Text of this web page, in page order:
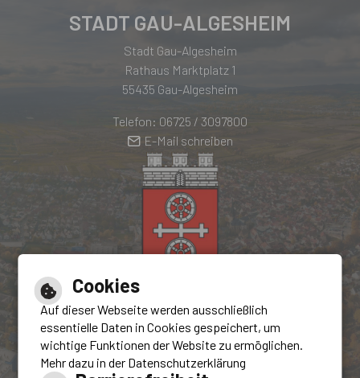
STADT GAU-ALGESHEIM
Stadt Gau-Algesheim
Rathaus Marktplatz 1
55435 Gau-Algesheim
Telefon: 06725 / 3097800
E-Mail schreiben
Hilfe
Inhalt
Impressum
Barrierefreiheit
Cookies
Auf dieser Webseite werden ausschließlich
essentielle Daten in Cookies gespeichert, um
wichtige Funktionen der Website zu ermöglichen.
Mehr dazu in der Datenschutzerklärung